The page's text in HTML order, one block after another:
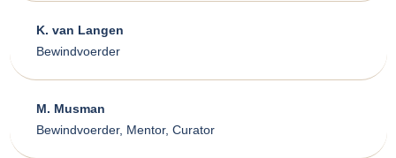
K. van Langen
Bewindvoerder
M. Musman
Bewindvoerder, Mentor, Curator